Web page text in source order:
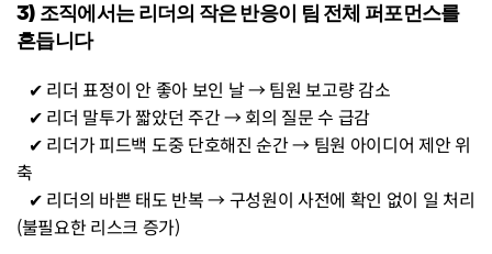
3) 조직에서는 리더의 작은 반응이 팀 전체 퍼포먼스를
흔듭니다
   ✔ 리더 표정이 안 좋아 보인 날 → 팀원 보고량 감소
   ✔ 리더 말투가 짧았던 주간 → 회의 질문 수 급감
축
(불필요한 리스크 증가)